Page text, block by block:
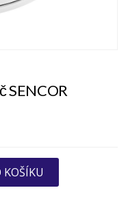
SENCOR